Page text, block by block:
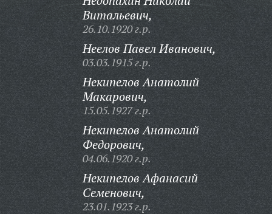
Витальевич,
26.10.1920 г.р.
Неелов Павел Иванович,
03.03.1915 г.р.
Некипелов Анатолий
Макарович,
15.05.1927 г.р.
Некипелов Анатолий
Федорович,
04.06.1920 г.р.
Некипелов Афанасий
Семенович,
23.01.1923 г.р.